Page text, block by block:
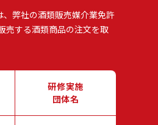
弊社の酒類販売媒介業免許
売する酒類商品の注文を取
研修実施
団体名